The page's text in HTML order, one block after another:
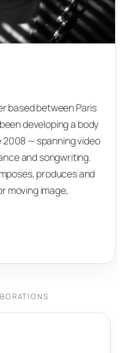
based between Paris
developing a body
— spanning video
and songwriting.
produces and
moving image,